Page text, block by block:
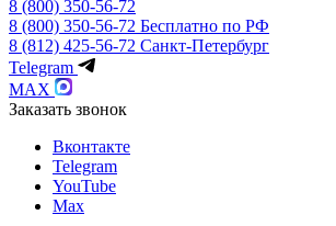
8 (800) 350-56-72
8 (800) 350-56-72 Бесплатно по РФ
8 (812) 425-56-72 Санкт-Петербург
Telegram
MAX
Заказать звонок
Вконтакте
Telegram
YouTube
Max